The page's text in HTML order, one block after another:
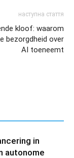
наступна стаття
kloof: waarom
bezorgdheid over
AI toeneemt
in
autonome